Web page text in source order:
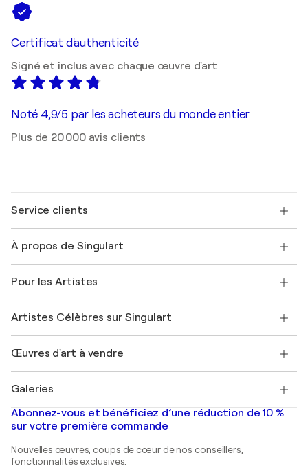
Certificat d'authenticité
Signé et inclus avec chaque œuvre d'art
Noté 4,9/5 par les acheteurs du monde entier
Plus de 20 000 avis clients
Service clients
Expédition
Offrir une carte cadeau
Rejoignez notre programme commercial
Mon compte
+33 1 76 44 06 42
À propos de Singulart
FAQ
Magazine Singulart
Emplois
Découvrez une sélection d'art original
Pour les Artistes
Se connecter en tant qu'Artiste
Artistes Célèbres sur Singulart
Marc Chagall
Banksy
Mr. Brainwash
Shepard Fairey
Œuvres d'art à vendre
Tableaux abstraits à vendre
Peintures de paysage
Estampes
Peintures acryliques
Galeries
Galeries d'art en France
Galeries d'art en Belgique
Abonnez-vous et bénéficiez d’une réduction de 10 %
sur votre première commande
Nouvelles œuvres, coups de cœur de nos conseillers,
fonctionnalités exclusives.